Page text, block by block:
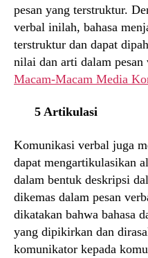
pesan yang terstruktur.
verbal inilah, bahasa
terstruktur dan dapat
nilai dan arti dalam
Macam-Macam Media
5 Artikulasi
Komunikasi verbal juga
dapat mengartikulasikan
dalam bentuk deskripsi
dikemas dalam pesan
dikatakan bahwa bahasa
yang dipikirkan dan
komunikator kepada